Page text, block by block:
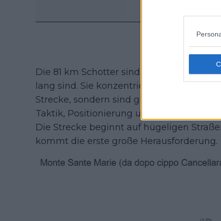
Die 81 km Schotter sind in 16 Sektoren
lang sind. Sie konzentrieren sich nicht
Strecke, sondern sind gleichmäßig über
Taktik, Positionierung und - zugegeben -
Die Strecke beginnt auf hügeligen
kommt die erste große Herausforderung.